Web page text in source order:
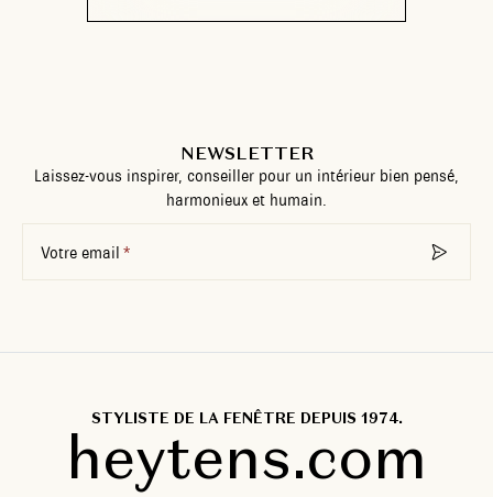
NEWSLETTER
Laissez-vous inspirer, conseiller pour un intérieur bien pensé,
harmonieux et humain.
Votre email
STYLISTE DE LA FENÊTRE DEPUIS 1974.
heytens.com